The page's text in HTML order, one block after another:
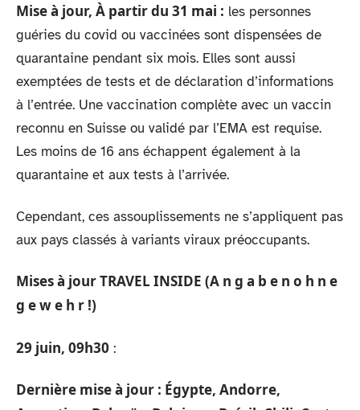
Mise à jour, À partir du 31 mai : les personnes
guéries du covid ou vaccinées sont dispensées de
quarantaine pendant six mois. Elles sont aussi
exemptées de tests et de déclaration d’informations
à l’entrée. Une vaccination complète avec un vaccin
reconnu en Suisse ou validé par l’EMA est requise.
Les moins de 16 ans échappent également à la
quarantaine et aux tests à l’arrivée.
Cependant, ces assouplissements ne s’appliquent pas
aux pays classés à variants viraux préoccupants.
Mises à jour TRAVEL INSIDE (A n g a b e n o h n e
g e w e h r !)
29 juin, 09h30 :
Dernière mise à jour : Égypte, Andorre,